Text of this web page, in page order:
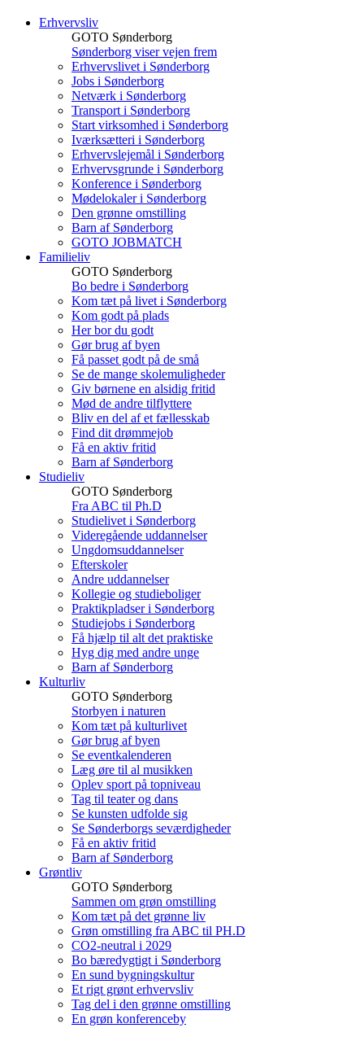
Erhvervsliv
GOTO Sønderborg
Sønderborg viser vejen frem
Erhvervslivet i Sønderborg
Jobs i Sønderborg
Netværk i Sønderborg
Transport i Sønderborg
Start virksomhed i Sønderborg
Iværksætteri i Sønderborg
Erhvervslejemål i Sønderborg
Erhvervsgrunde i Sønderborg
Konference i Sønderborg
Mødelokaler i Sønderborg
Den grønne omstilling
Barn af Sønderborg
GOTO JOBMATCH
Familieliv
GOTO Sønderborg
Bo bedre i Sønderborg
Kom tæt på livet i Sønderborg
Kom godt på plads
Her bor du godt
Gør brug af byen
Få passet godt på de små
Se de mange skolemuligheder
Giv børnene en alsidig fritid
Mød de andre tilflyttere
Bliv en del af et fællesskab
Find dit drømmejob
Få en aktiv fritid
Barn af Sønderborg
Studieliv
GOTO Sønderborg
Fra ABC til Ph.D
Studielivet i Sønderborg
Videregående uddannelser
Ungdomsuddannelser
Efterskoler
Andre uddannelser
Kollegie og studieboliger
Praktikpladser i Sønderborg
Studiejobs i Sønderborg
Få hjælp til alt det praktiske
Hyg dig med andre unge
Barn af Sønderborg
Kulturliv
GOTO Sønderborg
Storbyen i naturen
Kom tæt på kulturlivet
Gør brug af byen
Se eventkalenderen
Læg øre til al musikken
Oplev sport på topniveau
Tag til teater og dans
Se kunsten udfolde sig
Se Sønderborgs seværdigheder
Få en aktiv fritid
Barn af Sønderborg
Grøntliv
GOTO Sønderborg
Sammen om grøn omstilling
Kom tæt på det grønne liv
Grøn omstilling fra ABC til PH.D
CO2-neutral i 2029
Bo bæredygtigt i Sønderborg
En sund bygningskultur
Et rigt grønt erhvervsliv
Tag del i den grønne omstilling
En grøn konferenceby